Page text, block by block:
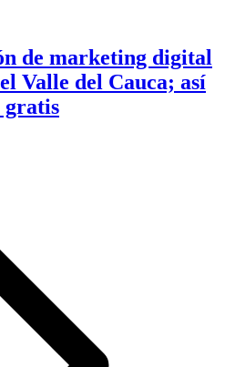
de marketing digital
Valle del Cauca; así
gratis